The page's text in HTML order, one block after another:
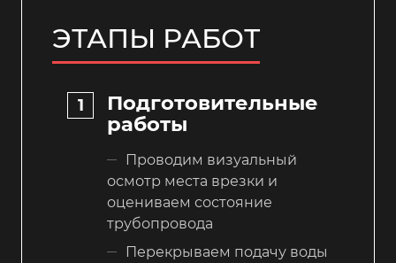
ЭТАПЫ РАБОТ
Подготовительные
работы
Проводим визуальный
осмотр места врезки и
оцениваем состояние
трубопровода
Перекрываем подачу воды